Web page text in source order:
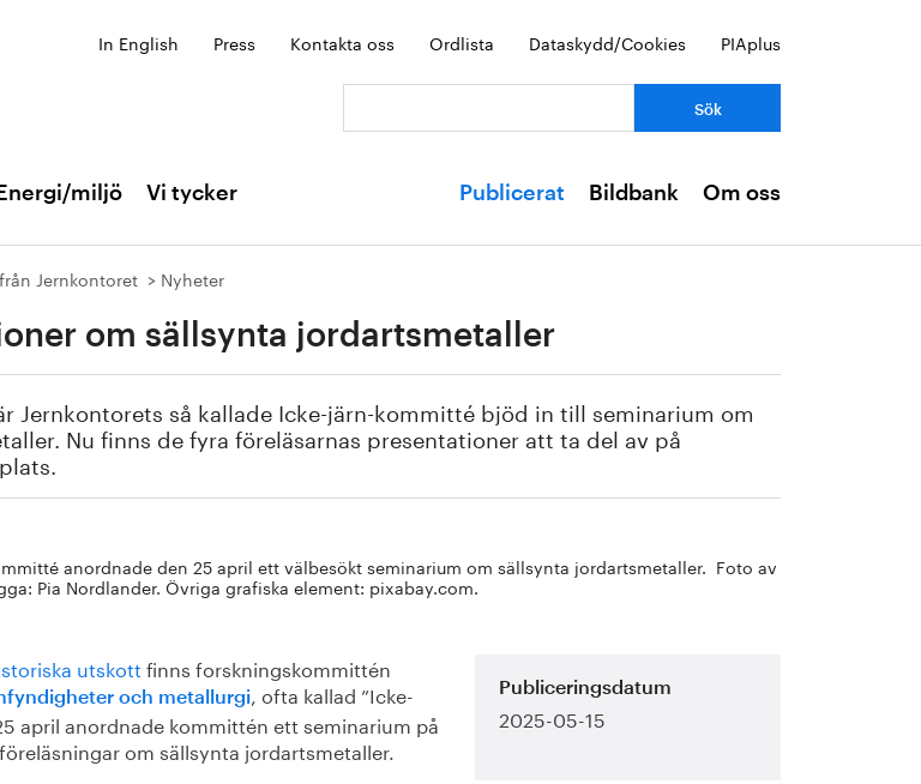
In English Press Kontakta oss Ordlista Dataskydd/Cookies PIAplus
Energi/miljö Vi tycker Publicerat Bildbank Om oss
Jernkontoret Nyheter
om sällsynta jordartsmetaller
Jernkontorets så kallade Icke-järn-kommitté bjöd in till seminarium om
Nu finns de fyra föreläsarnas presentationer att ta del av på
anordnade den 25 april ett välbesökt seminarium om sällsynta jordartsmetaller. Foto av
Pia Nordlander. Övriga grafiska element: pixabay.com.
utskott finns forskningskommittén
och metallurgi, ofta kallad ”Icke-
april anordnade kommittén ett seminarium på
om sällsynta jordartsmetaller.
Publiceringsdatum
2025-05-15